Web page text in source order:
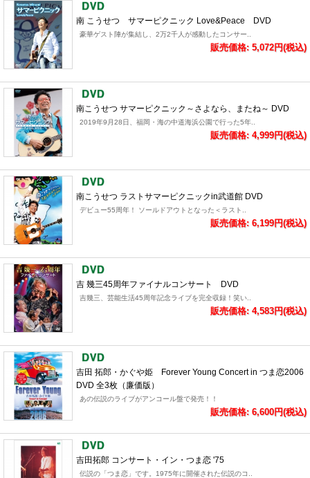
南 こうせつ サマーピクニック Love&Peace DVD
豪華ゲスト陣が集結し、2万2千人が感動したコンサー..
販売価格: 5,072円(税込)
南こうせつ サマーピクニック～さよなら、またね～ DVD
2019年9月28日、福岡・海の中道海浜公園で行った5年..
販売価格: 4,999円(税込)
南こうせつ ラストサマーピクニックin武道館 DVD
デビュー55周年！ ソールドアウトとなった＜ラスト..
販売価格: 6,199円(税込)
吉 幾三45周年ファイナルコンサート DVD
吉幾三、芸能生活45周年記念ライブを完全収録！笑い..
販売価格: 4,583円(税込)
吉田 拓郎・かぐや姫 Forever Young Concert in つま恋2006
DVD 全3枚（廉価版）
あの伝説のライブがアンコール盤で発売！！
販売価格: 6,600円(税込)
吉田拓郎 コンサート・イン・つま恋 '75
伝説の「つま恋」です。1975年に開催された伝説のコ..